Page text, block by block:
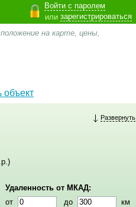
Войти с паролем
или зарегистрироваться
на карте, цены,
объект
Развернуть
Удаленность от МКАД:
от
до км